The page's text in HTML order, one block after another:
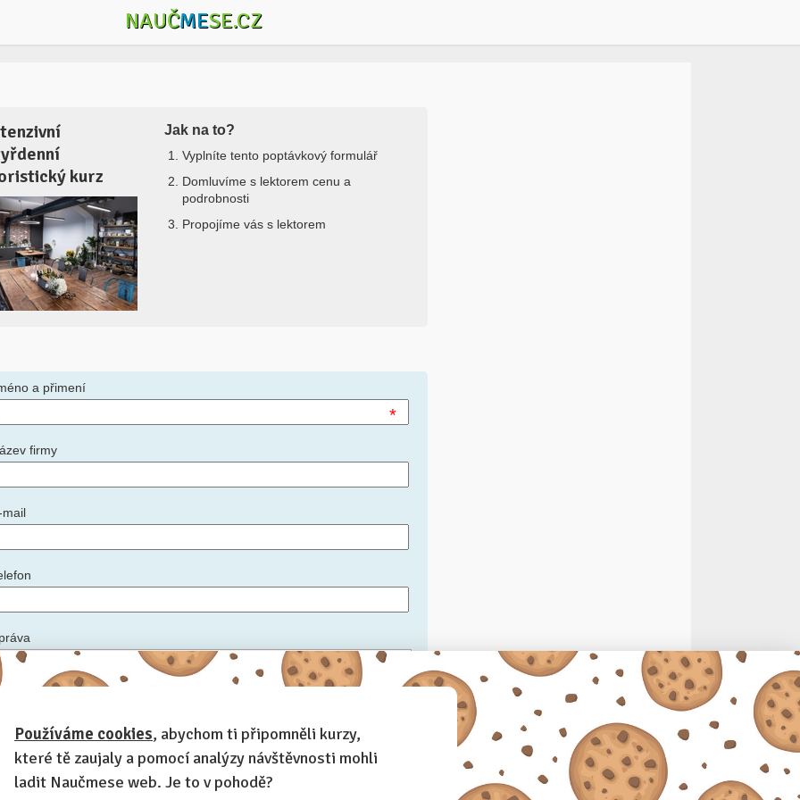
NAUČMESE.CZ
kurz
Jak na to?
Vyplníte tento poptávkový formulář
Domluvíme s lektorem cenu a
podrobnosti
Propojíme vás s lektorem
a přimení
*
firmy
mail
nám podrobnosti: ideální datum konání kurzu, počet zaměstnanců, zda máte
kde kurz uspořádat, další informace, které by měl lektor vědět
Používáme cookies, abychom ti připomněli kurzy,
které tě zaujaly a pomocí analýzy návštěvnosti mohli
ladit Naučmese web. Je to v pohodě?